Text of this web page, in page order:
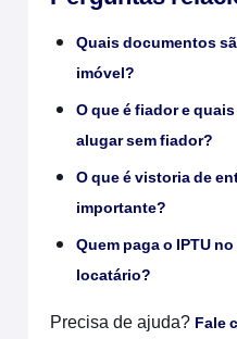
Quais documentos
imóvel?
O que é fiador e
alugar sem fiador?
O que é vistoria de
importante?
Quem paga o IPTU
locatário?
Precisa de ajuda? Fale